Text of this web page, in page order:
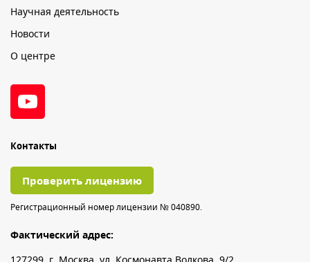
Научная деятельность
Новости
О центре
Контакты
Проверить лицензию
Регистрационный номер лицензии № 040890.
Фактический адрес: